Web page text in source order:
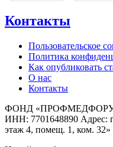
Контакты
Пользовательское
Политика
Как опубликовать
О нас
Контакты
ФОНД
ИНН: 7701648890 Адрес:
этаж 4, помещ. 1, ком. 32»